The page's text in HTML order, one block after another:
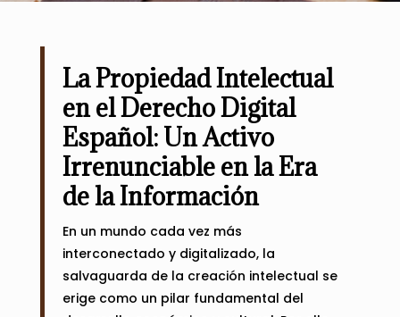
La Propiedad Intelectual
en el Derecho Digital
Español: Un Activo
Irrenunciable en la Era
de la Información
En un mundo cada vez más
interconectado y digitalizado, la
salvaguarda de la creación intelectual se
erige como un pilar fundamental del